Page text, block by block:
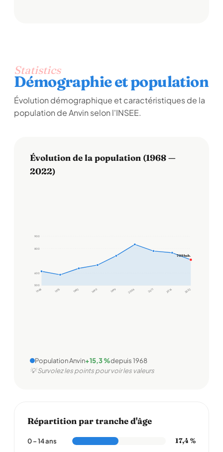
Statistics
Démographie et population
Évolution démographique et caractéristiques de la
population de Anvin selon l'INSEE.
Évolution de la population (1968 —
2022)
500
600
800
900
1968 1975 1982 1990 1999 2006 2011 2016 2022
709 hab.
Population Anvin+15,3 %depuis 1968
💡 Survolez les points pour voir les valeurs
Répartition par tranche d'âge
0 – 14 ans 17,4 %